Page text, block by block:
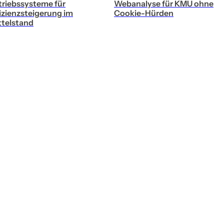
für
im
Webanalyse für KMU ohne
Cookie-Hürden